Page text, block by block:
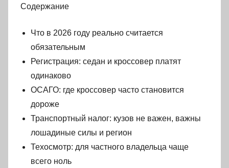
Содержание
Что в 2026 году реально считается
обязательным
Регистрация: седан и кроссовер платят
одинаково
ОСАГО: где кроссовер часто становится
дороже
Транспортный налог: кузов не важен, важны
лошадиные силы и регион
Техосмотр: для частного владельца чаще
всего ноль